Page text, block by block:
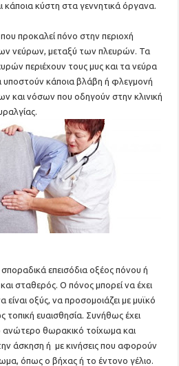
κάποια κύστη στα γεννητικά όργανα.
προκαλεί πόνο στην περιοχή
νεύρων, μεταξύ των πλευρών. Τα
περιέχουν τους μυς και τα νεύρα
υποστούν κάποια βλάβη ή φλεγμονή
και νόσων που οδηγούν στην κλινική
επεισόδια οξέος πόνου ή
σταθερός. Ο πόνος μπορεί να έχει
είναι οξύς, να προσομοιάζει με μυϊκό
ευαισθησία. Συνήθως έχει
θωρακικό τοίχωμα και
άσκηση ή με κινήσεις που αφορούν
όπως ο βήχας ή το έντονο γέλιο.